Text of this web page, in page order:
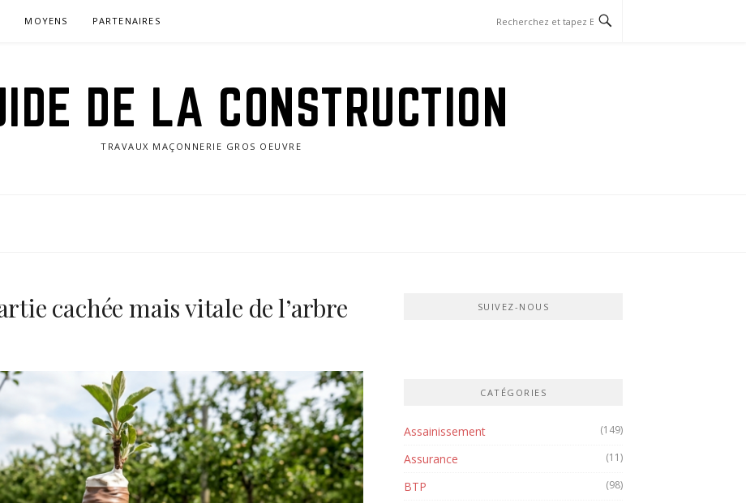
MOYENS PARTENAIRES
DE LA CONSTRUCTION
TRAVAUX MAÇONNERIE GROS OEUVRE
cachée mais vitale de l’arbre SUIVEZ-NOUS
CATÉGORIES
Assainissement (149)
Assurance (11)
BTP (98)